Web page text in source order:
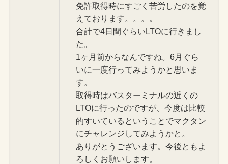
免許取得時にすごく苦労したのを覚
えております。。。。
合計で4日間ぐらいLTOに行きまし
た。
1ヶ月前からなんですね。6月ぐら
いに一度行ってみようかと思いま
す。
取得時はバスターミナルの近くの
LTOに行ったのですが、今度は比較
的すいているということでマクタン
にチャレンジしてみようかと。
ありがとうございます。今後ともよ
ろしくお願いします。